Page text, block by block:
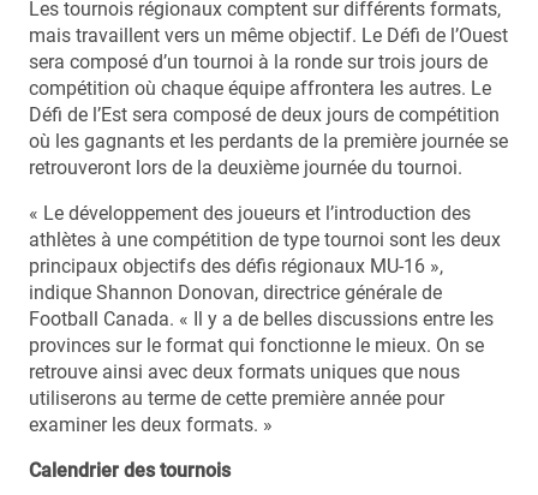
Les tournois régionaux comptent sur différents formats,
mais travaillent vers un même objectif. Le Défi de l’Ouest
sera composé d’un tournoi à la ronde sur trois jours de
compétition où chaque équipe affrontera les autres. Le
Défi de l’Est sera composé de deux jours de compétition
où les gagnants et les perdants de la première journée se
retrouveront lors de la deuxième journée du tournoi.
« Le développement des joueurs et l’introduction des
athlètes à une compétition de type tournoi sont les deux
principaux objectifs des défis régionaux MU-16 »,
indique Shannon Donovan, directrice générale de
Football Canada. « Il y a de belles discussions entre les
provinces sur le format qui fonctionne le mieux. On se
retrouve ainsi avec deux formats uniques que nous
utiliserons au terme de cette première année pour
examiner les deux formats. »
Calendrier des tournois